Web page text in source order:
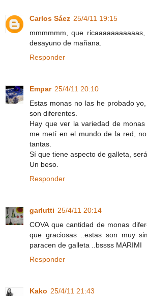
Carlos Sáez 25/4/11 19:15
mmmmmm, que
desayuno de mañana.
Responder
Empar 25/4/11 20:10
Estas monas no las he probado
son diferentes.
Hay que ver la variedad de
me metí en el mundo de la red,
tantas.
Sí que tiene aspecto de galleta,
Un beso.
Responder
garlutti 25/4/11 20:14
COVA que cantidad de monas
que graciosas ..estas son muy
paracen de galleta ..bssss MARIMI
Responder
Kako 25/4/11 21:43